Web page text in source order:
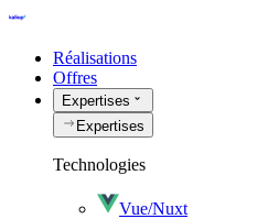
Réalisations
Offres
Expertises
Expertises
Technologies
Vue/Nuxt